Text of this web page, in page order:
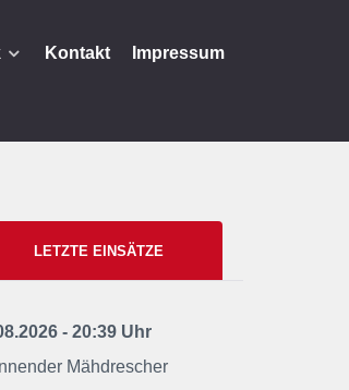
Kontakt Impressum
LETZTE EINSÄTZE
- 20:39 Uhr
Mähdrescher